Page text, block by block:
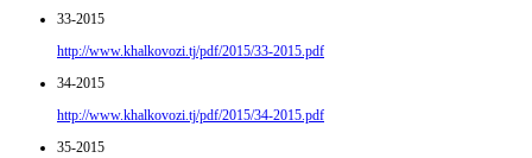
33-2015
http://www.khalkovozi.tj/pdf/2015/33-2015.pdf
34-2015
http://www.khalkovozi.tj/pdf/2015/34-2015.pdf
35-2015